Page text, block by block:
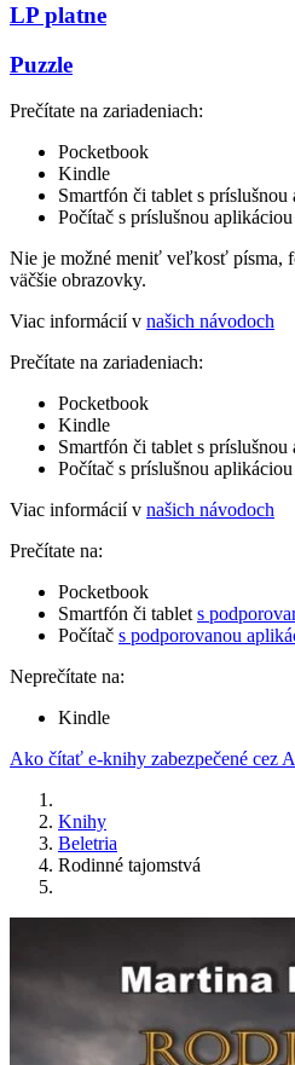
LP platne
Puzzle
Prečítate na zariadeniach:
Pocketbook
Kindle
Smartfón či tablet s príslušnou
Počítač s príslušnou aplikáciou
Nie je možné meniť veľkosť písma,
väčšie obrazovky.
Viac informácií v našich návodoch
Prečítate na zariadeniach:
Pocketbook
Kindle
Smartfón či tablet s príslušnou
Počítač s príslušnou aplikáciou
Viac informácií v našich návodoch
Prečítate na:
Pocketbook
Smartfón či tablet s
Počítač s podporovanou
Neprečítate na:
Kindle
Ako čítať e-knihy zabezpečené cez
Knihy
Beletria
Rodinné tajomstvá